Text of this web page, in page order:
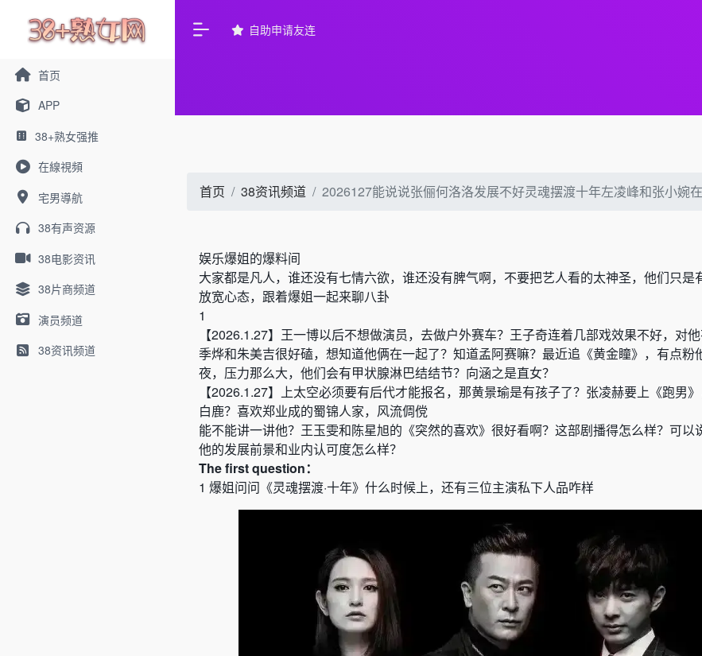
首页
APP
38+熟女强推
在線視頻
宅男導航
38有声资源
38电影资讯
38片商频道
演员频道
38资讯频道
自助申请友连
首页 38资讯频道 2026127能说说张俪何洛洛发展不好灵魂摆渡十年左凌峰和张小婉
娱乐爆姐的爆料间
大家都是凡人，谁还没有七情六欲，谁还没有脾气啊，不要把艺人看的太神圣，他们只是
放宽心态，跟着爆姐一起来聊八卦
1
【2026.1.27】 王一博以后不想做演员，去做户外赛车？ 王子奇连着几部戏效果不好，对
季烨和朱美吉很好磕，想知道他俩在一起了？ 知道孟阿赛嘛？最近追 《黄金瞳》 ，有点粉
夜， 压力那么大， 他们会有甲状腺淋巴结结节？ 向涵之是直女？
【2026.1.27】 上太空必须要有后代才能报名，那黄景瑜是有孩子了？ 张凌赫要上《跑男
白鹿？ 喜欢郑业成的蜀锦人家，风流倜傥
能不能讲一讲他？ 王玉雯和陈星旭的 《突然的喜欢》 很好看啊？这部剧播得怎么样？ 可以
他的发展前景和业内认可度怎么样？
Thefirstquestion：
1 爆姐问问 《灵魂摆渡·十年》 什么时候上，还有三位主演私下人品咋样